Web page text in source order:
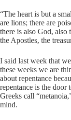
“The heart is but a
are lions; there are
there is also God, also
the Apostles, the
I said last week that
these weeks we are
about repentance
repentance is the door
Greeks call
mind.